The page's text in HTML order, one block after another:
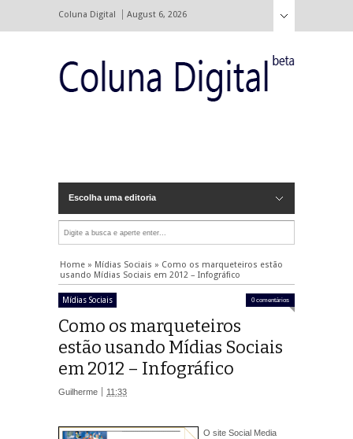
Coluna Digital August 6, 2026
Escolha uma editoria
Home » Mídias Sociais » Como os marqueteiros estão
usando Mídias Sociais em 2012 – Infográfico
Mídias Sociais 0 comentários
Como os marqueteiros
estão usando Mídias Sociais
em 2012 – Infográfico
11:33
Guilherme
O site Social Media